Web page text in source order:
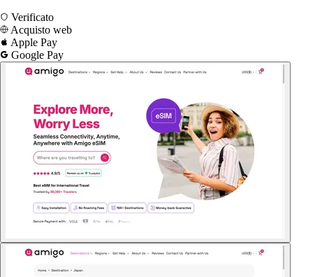
Verificato
Acquisto web
Apple Pay
Google Pay